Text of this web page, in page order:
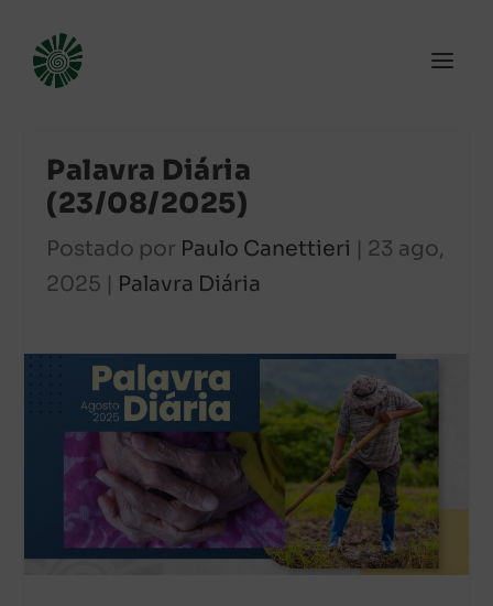
Palavra Diária
(23/08/2025)
Postado por Paulo Canettieri | 23 ago,
2025 | Palavra Diária